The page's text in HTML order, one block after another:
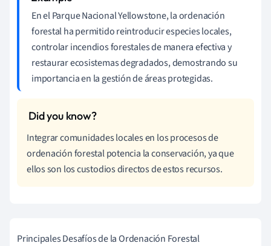
En el Parque Nacional Yellowstone, la ordenación
forestal ha permitido reintroducir especies locales,
controlar incendios forestales de manera efectiva y
restaurar ecosistemas degradados, demostrando su
importancia en la gestión de áreas protegidas.
Integrar comunidades locales en los procesos de
ordenación forestal potencia la conservación, ya que
ellos son los custodios directos de estos recursos.
Principales Desafíos de la Ordenación Forestal